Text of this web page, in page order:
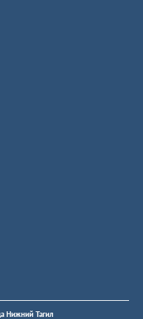
Нижний Тагил